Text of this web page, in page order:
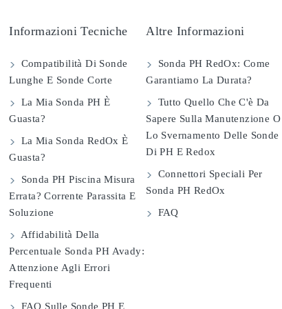
Informazioni Tecniche
Compatibilità Di Sonde
Lunghe E Sonde Corte
La Mia Sonda PH È
Guasta?
La Mia Sonda RedOx È
Guasta?
Sonda PH Piscina Misura
Errata? Corrente Parassita E
Soluzione
Affidabilità Della
Percentuale Sonda PH Avady:
Attenzione Agli Errori
Frequenti
FAQ Sulle Sonde PH E
Altre Informazioni
Sonda PH RedOx: Come
Garantiamo La Durata?
Tutto Quello Che C'è Da
Sapere Sulla Manutenzione O
Lo Svernamento Delle Sonde
Di PH E Redox
Connettori Speciali Per
Sonda PH RedOx
FAQ